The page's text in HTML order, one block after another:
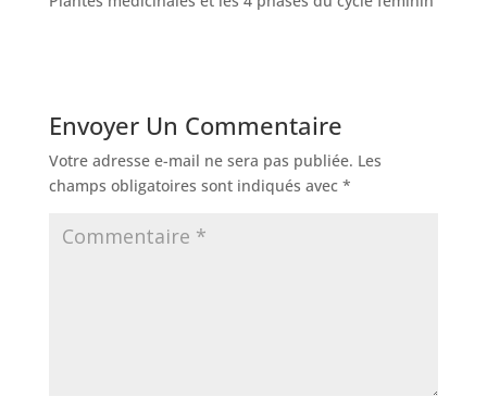
Envoyer Un Commentaire
Votre adresse e-mail ne sera pas publiée. Les
champs obligatoires sont indiqués avec *